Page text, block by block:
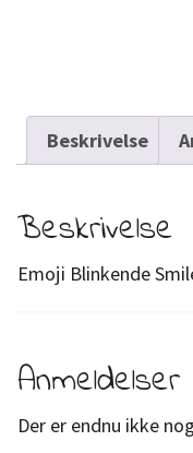
Beskrivelse
Beskrivelse
Emoji Blinkende
Anmeldelser
Der er endnu ikke